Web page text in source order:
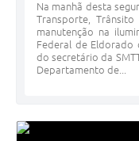
Na manhã desta
Transporte, Trânsito
manutenção na
Federal de Eldorado
do secretário da
Departamento de...